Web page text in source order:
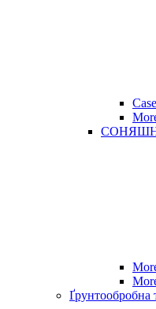
Ґрунтообробна